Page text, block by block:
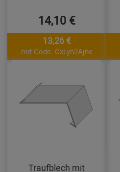
14,10 €
13,26 €
mit Code: CxLyh2Ajne
Traufblech mit